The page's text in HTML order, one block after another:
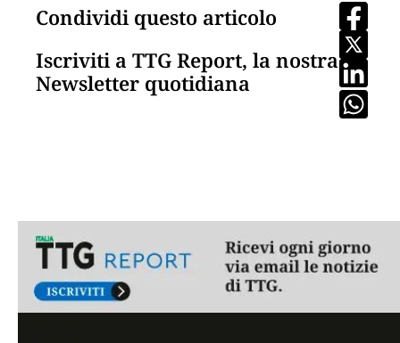
Condividi questo articolo
Iscriviti a TTG Report, la nostra
Newsletter quotidiana